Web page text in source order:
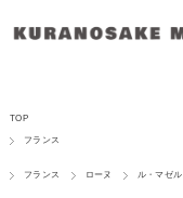
TOP
フランス
フランス ローヌ ル・マゼ